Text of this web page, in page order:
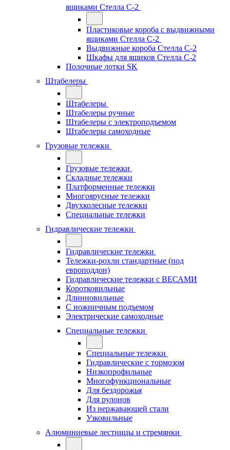
ящиками Стелла С-2
Пластиковые короба с выдвижными
ящиками Стелла С-2
Выдвижные короба Стелла С-2
Шкафы для ящиков Стелла С-2
Полочные лотки SK
Штабелеры
Штабелеры
Штабелеры ручные
Штабелеры с электроподъемом
Штабелеры самоходные
Грузовые тележки
Грузовые тележки
Складные тележки
Платформенные тележки
Многоярусные тележки
Двухколесные тележки
Специальные тележки
Гидравлические тележки
Гидравлические тележки
Тележки-рохли стандартные (под
европоддон)
Гидравлические тележки с ВЕСАМИ
Коротковильные
Длинновильные
С ножничным подъемом
Электрические самоходные
Специальные тележки
Специальные тележки
Гидравлические с тормозом
Низкопрофильные
Многофункциональные
Для бездорожья
Для рулонов
Из нержавающей стали
Узковильные
Алюминиевые лестницы и стремянки